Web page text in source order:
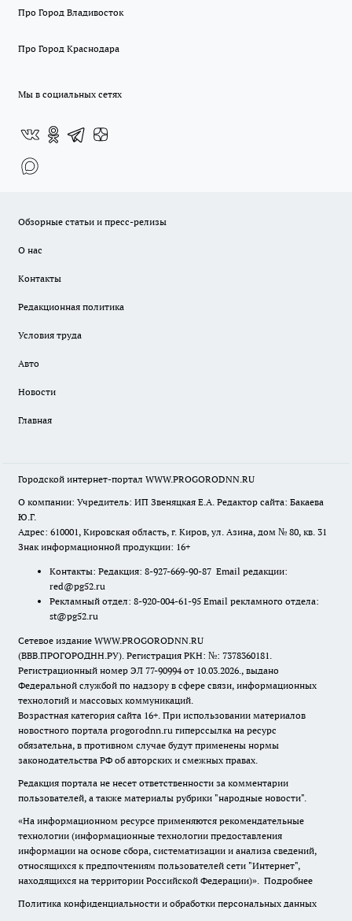
Про Город Владивосток
Про Город Краснодара
Мы в социальных сетях
Обзорные статьи и пресс-релизы
О нас
Контакты
Редакционная политика
Условия труда
Авто
Новости
Главная
Городской интернет-портал WWW.PROGORODNN.RU
О компании: Учредитель: ИП Звеняцкая Е.А. Редактор сайта: Бакаева
Ю.Г.
Адрес: 610001, Кировская область, г. Киров, ул. Азина, дом № 80, кв. 31
Знак информационной продукции: 16+
Контакты: Редакция: 8-927-669-90-87 Email редакции:
red@pg52.ru
Рекламный отдел: 8-920-004-61-95 Email рекламного отдела:
st@pg52.ru
Сетевое издание WWW.PROGORODNN.RU
(ВВВ.ПРОГОРОДНН.РУ). Регистрация РКН: №: 7378360181.
Регистрационный номер ЭЛ 77-90994 от 10.03.2026., выдано
Федеральной службой по надзору в сфере связи, информационных
технологий и массовых коммуникаций.
Возрастная категория сайта 16+. При использовании материалов
новостного портала progorodnn.ru гиперссылка на ресурс
обязательна, в противном случае будут применены нормы
законодательства РФ об авторских и смежных правах.
Редакция портала не несет ответственности за комментарии
пользователей, а также материалы рубрики "народные новости".
«На информационном ресурсе применяются рекомендательные
технологии (информационные технологии предоставления
информации на основе сбора, систематизации и анализа сведений,
относящихся к предпочтениям пользователей сети "Интернет",
находящихся на территории Российской Федерации)». Подробнее
Политика конфиденциальности и обработки персональных данных